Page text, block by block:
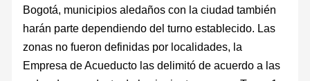
Bogotá, municipios aledaños con la ciudad también
harán parte dependiendo del turno establecido. Las
zonas no fueron definidas por localidades, la
Empresa de Acueducto las delimitó de acuerdo a las